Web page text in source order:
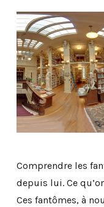
Comprendre les
depuis lui. Ce
Ces fantômes, à